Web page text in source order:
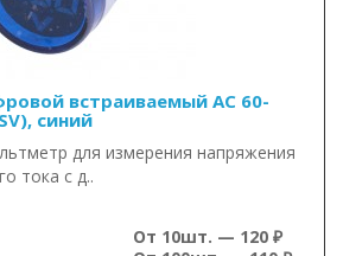
встраиваемый AC 60-
синий
для измерения напряжения
тока с д..
От 10шт. — 120 ₽